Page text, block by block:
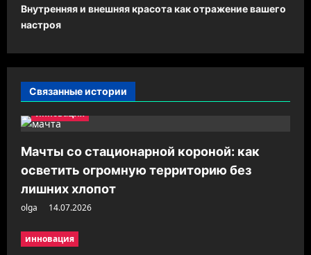
г
а
ц
я
з
и
с
Внутренняя и внешняя красота как отражение вашего
настроя
Связанные истории
инновация
Мачты со стационарной короной: как
осветить огромную территорию без
лишних хлопот
olga 14.07.2026
инновация